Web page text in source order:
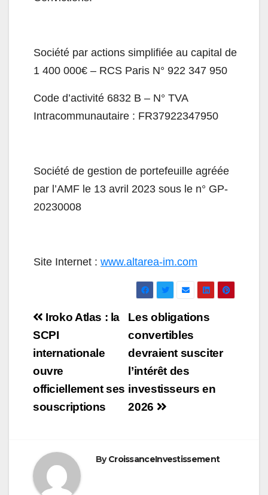
Société par actions simplifiée au capital de
1 400 000€ – RCS Paris N° 922 347 950
Code d’activité 6832 B – N° TVA
Intracommunautaire : FR37922347950
Société de gestion de portefeuille agréée
par l’AMF le 13 avril 2023 sous le n° GP-
20230008
Site Internet : www.altarea-im.com
Navigation
de
l’article
Les obligations
convertibles
devraient susciter
l’intérêt des
investisseurs en
2026
Iroko Atlas : la
SCPI
internationale
ouvre
officiellement ses
souscriptions
ByCroissanceInvestissement